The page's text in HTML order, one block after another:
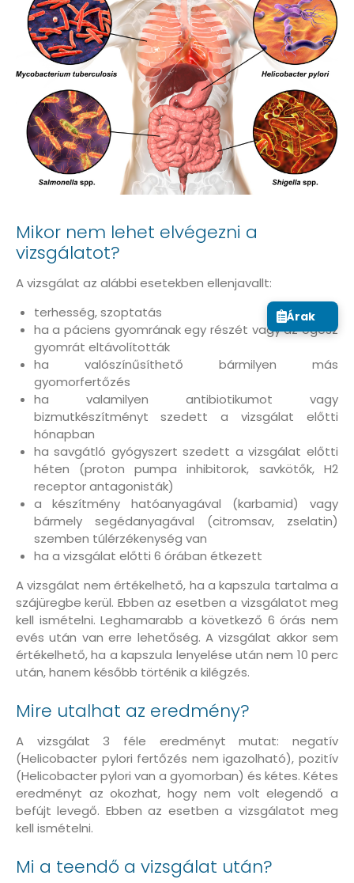
Mikor nem lehet elvégezni a
vizsgálatot?
A vizsgálat az alábbi esetekben ellenjavallt:
terhesség, szoptatás
ha a páciens gyomrának egy részét vagy az egész
gyomrát eltávolították
ha valószínűsíthető bármilyen más
gyomorfertőzés
ha valamilyen antibiotikumot vagy
bizmutkészítményt szedett a vizsgálat előtti
hónapban
ha savgátló gyógyszert szedett a vizsgálat előtti
héten (proton pumpa inhibitorok, savkötők, H2
receptor antagonisták)
a készítmény hatóanyagával (karbamid) vagy
bármely segédanyagával (citromsav, zselatin)
szemben túlérzékenység van
ha a vizsgálat előtti 6 órában étkezett
A vizsgálat nem értékelhető, ha a kapszula tartalma a
szájüregbe kerül. Ebben az esetben a vizsgálatot meg
kell ismételni. Leghamarabb a következő 6 órás nem
evés után van erre lehetőség. A vizsgálat akkor sem
értékelhető, ha a kapszula lenyelése után nem 10 perc
után, hanem később történik a kilégzés.
Mire utalhat az eredmény?
A vizsgálat 3 féle eredményt mutat: negatív
(Helicobacter pylori fertőzés nem igazolható), pozitív
(Helicobacter pylori van a gyomorban) és kétes. Kétes
eredményt az okozhat, hogy nem volt elegendő a
befújt levegő. Ebben az esetben a vizsgálatot meg
kell ismételni.
Mi a teendő a vizsgálat után?
Árak